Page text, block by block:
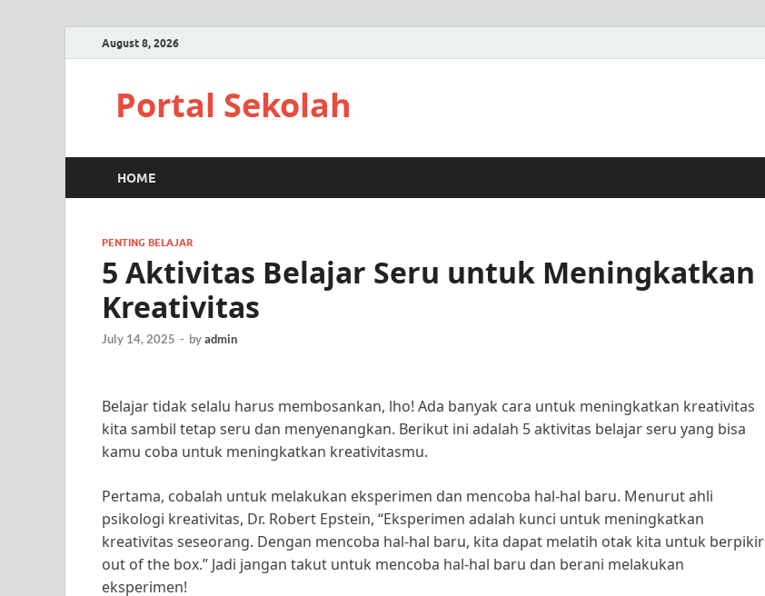
August 8, 2026
Portal Sekolah
HOME
PENTING BELAJAR
5 Aktivitas Belajar Seru untuk Meningkatkan
Kreativitas
July 14, 2025 - byadmin
Belajar tidak selalu harus membosankan, lho! Ada banyak cara untuk meningkatkan kreativitas
kita sambil tetap seru dan menyenangkan. Berikut ini adalah 5 aktivitas belajar seru yang bisa
kamu coba untuk meningkatkan kreativitasmu.
Pertama, cobalah untuk melakukan eksperimen dan mencoba hal-hal baru. Menurut ahli
psikologi kreativitas, Dr. Robert Epstein, “Eksperimen adalah kunci untuk meningkatkan
kreativitas seseorang. Dengan mencoba hal-hal baru, kita dapat melatih otak kita untuk berpikir
out of the box.” Jadi jangan takut untuk mencoba hal-hal baru dan berani melakukan
eksperimen!